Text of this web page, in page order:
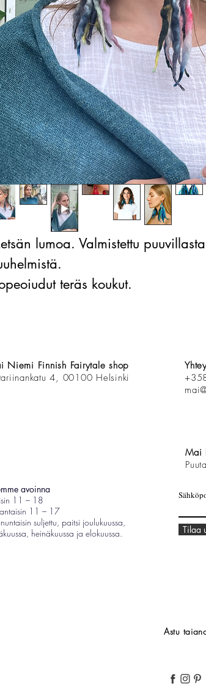
lumoa. Valmistettu
teräs koukut.
Niemi Finnish Fairytale shop
4, 00100 Helsinki
Mai
avoinna
11 – 18
11 – 17
suljettu, paitsi joulukuussa,
heinäkuussa ja elokuussa.
Tilaa
Astu